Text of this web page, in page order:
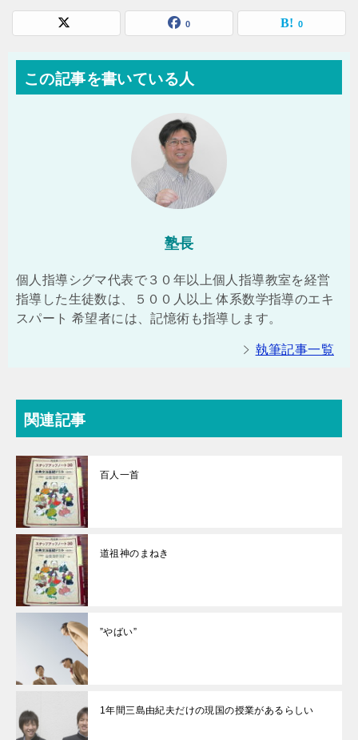
0 0
この記事を書いている人
塾長
個人指導シグマ代表で３０年以上個人指導教室を経営
指導した生徒数は、５００人以上 体系数学指導のエキ
スパート 希望者には、記憶術も指導します。
執筆記事一覧
関連記事
百人一首
道祖神のまねき
”やばい”
1年間三島由紀夫だけの現国の授業があるらしい